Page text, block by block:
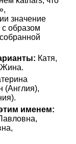
значение
образом
Катя,
Жина.
(Англия),
именем: